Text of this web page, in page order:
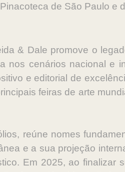
de São Paulo e
& Dale promove o
nos cenários nacional e
e editorial de
feiras de arte
reúne nomes
e a sua projeção
Em 2025, ao finalizar